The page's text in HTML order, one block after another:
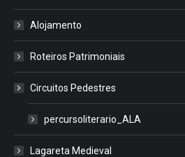
Alojamento
Roteiros Patrimoniais
Circuitos Pedestres
percursoliterario_ALA
Lagareta Medieval